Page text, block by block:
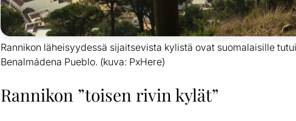
Rannikon läheisyydessä sijaitsevista kylistä ovat suomalaisille
Benalmádena Pueblo. (kuva: PxHere)
Rannikon ”toisen rivin kylät”